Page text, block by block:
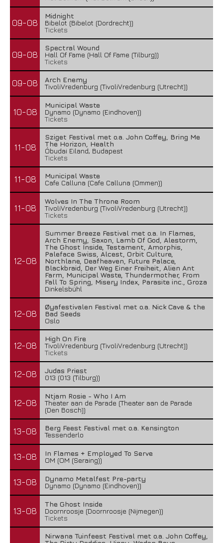
09-08
Midnight
Bibelot (Bibelot (Dordrecht))
Tickets
09-08
Spectral Wound
Hall Of Fame (Hall Of Fame (Tilburg))
Tickets
09-08
Arch Enemy
TivoliVredenburg (TivoliVredenburg (Utrecht))
10-08
Municipal Waste
Dynamo (Dynamo (Eindhoven))
Tickets
11-08
Sziget Festival met o.a. John Coffey, Bring Me
The Horizon, Health
Óbudai Eiland, Budapest
Tickets
11-08
Municipal Waste
Cafe Calluna (Cafe Calluna (Ommen))
11-08
Wolves In The Throne Room
TivoliVredenburg (TivoliVredenburg (Utrecht))
Tickets
12-08
Summer Breeze Festival met o.a. In Flames,
Arch Enemy, Saxon, Lamb Of God, Alestorm,
The Ghost Inside, Testament, Amorphis,
Paleface Swiss, Alcest, Orbit Culture,
Northlane, Deafheaven, Future Palace,
Blackbraid, Der Weg Einer Freiheit, Alien Ant
Farm, Municipal Waste, Thundermother, From
Fall To Spring, Misery Index, Parasite inc., Groza
Dinkelsbühl
12-08
Øyafestivalen Festival met o.a. Nick Cave & the
Bad Seeds
Oslo
12-08
High On Fire
TivoliVredenburg (TivoliVredenburg (Utrecht))
Tickets
12-08
Judas Priest
013 (013 (Tilburg))
12-08
Ntjam Rosie - Who I Am
Theater aan de Parade (Theater aan de Parade
(Den Bosch))
13-08
Berg Feest Festival met o.a. Kensington
Tessenderlo
13-08
In Flames + Employed To Serve
OM (OM (Seraing))
13-08
Dynamo Metalfest Pre-party
Dynamo (Dynamo (Eindhoven))
13-08
The Ghost Inside
Doornroosje (Doornroosje (Nijmegen))
Tickets
Nirwana Tuinfeest Festival met o.a. John Coffey,